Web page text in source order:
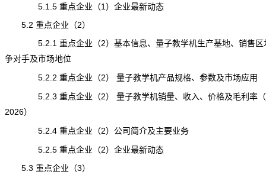
5.1.5 重点企业（1）企业最新动态
5.2 重点企业（2）
5.2.1 重点企业（2）基本信息、量子教学机生产基地、销售区
争对手及市场地位
5.2.2 重点企业（2） 量子教学机产品规格、参数及市场应用
5.2.3 重点企业（2） 量子教学机销量、收入、价格及毛利率（
2026）
5.2.4 重点企业（2）公司简介及主要业务
5.2.5 重点企业（2）企业最新动态
5.3 重点企业（3）